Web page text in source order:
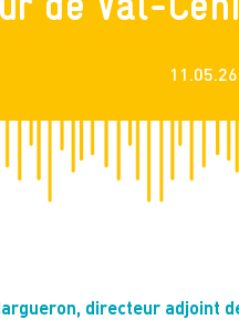
11.05.26
directeur adjoint